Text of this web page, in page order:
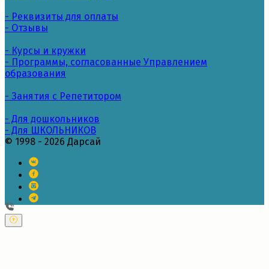
- Реквизиты для оплаты
- Отзывы
- Курсы и кружки
- Программы, согласованные Управлением
образования
- Занятия с Репетитором
- Для дошкольников
- Для ШКОЛЬНИКОВ
© 1998 - 2026 Дарсай